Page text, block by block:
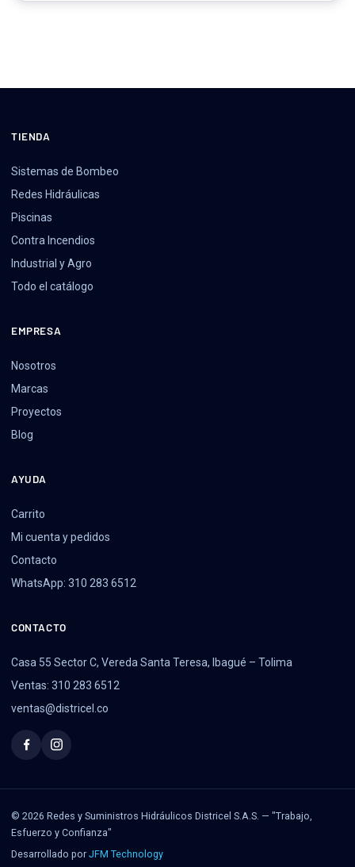
TIENDA
Sistemas de Bombeo
Redes Hidráulicas
Piscinas
Contra Incendios
Industrial y Agro
Todo el catálogo
EMPRESA
Nosotros
Marcas
Proyectos
Blog
AYUDA
Carrito
Mi cuenta y pedidos
Contacto
WhatsApp: 310 283 6512
CONTACTO
Casa 55 Sector C, Vereda Santa Teresa, Ibagué – Tolima
Ventas: 310 283 6512
ventas@districel.co
© 2026 Redes y Suministros Hidráulicos Districel S.A.S. — "Trabajo,
Esfuerzo y Confianza"
Desarrollado por JFM Technology